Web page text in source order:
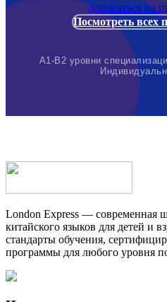
Записаться на
Посмотреть всех
А1-В2 уровни
London Express — современная
китайского языков для детей и
стандарты обучения,
программы для любого уровня